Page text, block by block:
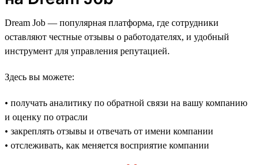
Dream Job — популярная платформа, где сотрудники
оставляют честные отзывы о работодателях, и удобный
инструмент для управления репутацией.
Здесь вы можете:
• получать аналитику по обратной связи на вашу компанию
и оценку по отрасли
• закреплять отзывы и отвечать от имени компании
• отслеживать, как меняется восприятие компании